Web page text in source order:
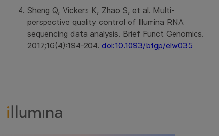
Sheng Q, Vickers K, Zhao S, et al. Multi-
perspective quality control of Illumina RNA
sequencing data analysis. Brief Funct Genomics.
2017;16(4):194-204. doi:10.1093/bfgp/elw035